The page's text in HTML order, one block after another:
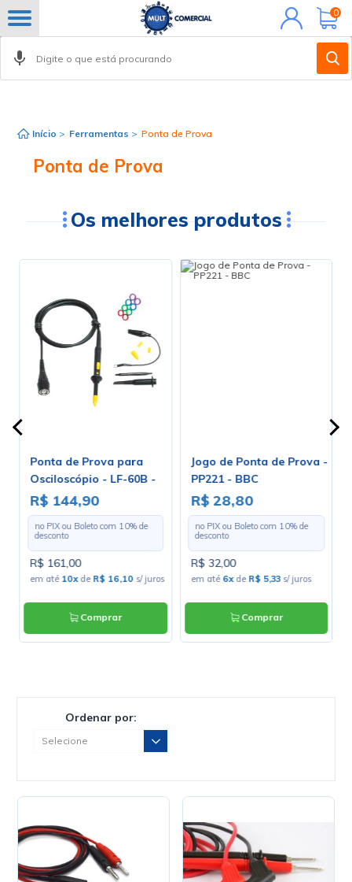
Minha
conta
0
Início > Ferramentas > Ponta de Prova
FILTROS
Ponta de Prova
Os melhores produtos
Ponta de Prova para
Osciloscópio - LF-60B -
Minipa
R$ 144,90
no PIX ou Boleto com 10% de
desconto
R$ 161,00
em até 10xde R$ 16,10 s/ juros
Comprar
Jogo de Ponta de Prova -
PP221 - BBC
R$ 28,80
no PIX ou Boleto com 10% de
desconto
R$ 32,00
em até 6xde R$ 5,33s/ juros
Comprar
Ordenar por: